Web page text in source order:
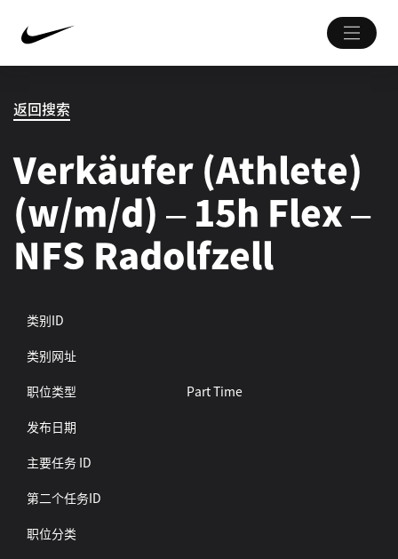
返回搜索
Verkäufer (Athlete)
(w/m/d) – 15h Flex –
NFS Radolfzell
类别ID
类别网址
职位类型
Part Time
发布日期
主要任务 ID
第二个任务ID
职位分类